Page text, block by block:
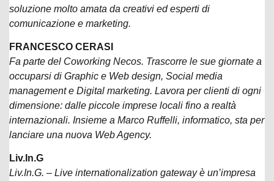
soluzione molto amata da creativi ed esperti di
comunicazione e marketing.
FRANCESCO CERASI
Fa parte del Coworking Necos. Trascorre le sue giornate a
occuparsi di Graphic e Web design, Social media
management e Digital marketing. Lavora per clienti di ogni
dimensione: dalle piccole imprese locali fino a realtà
internazionali. Insieme a Marco Ruffelli, informatico, sta per
lanciare una nuova Web Agency.
Liv.In.G
Liv.In.G. – Live internationalization gateway è un’impresa